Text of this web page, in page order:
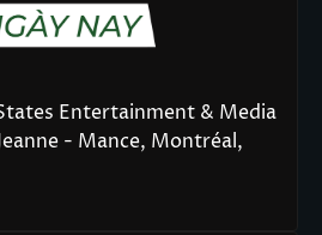
Entertainment & Media
- Mance, Montréal,